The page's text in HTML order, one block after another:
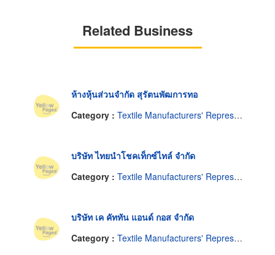
Related Business
ห้างหุ้นส่วนจำกัด สุรัตนพัฒการทอ
Category : Textile Manufacturers' Representatives
บริษัท ไทยนำโชคเท็กซ์ไทล์ จำกัด
Category : Textile Manufacturers' Representatives
บริษัท เค คัททัน แอนด์ กอส จำกัด
Category : Textile Manufacturers' Representatives